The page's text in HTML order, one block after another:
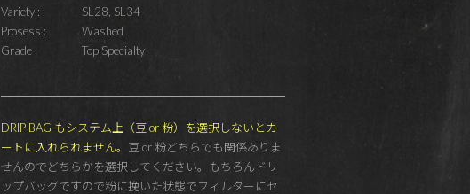
Variety :
SL28, SL34
Prosess :
Washed
Grade :
Top Specialty
DRIP BAG もシステム上（豆 or 粉）を選択しないとカ
ートに入れられません。 豆 or 粉どちらでも関係ありま
せんのでどちらかを選択してください。もちろんドリ
ップバッグですので粉に挽いた状態でフィルターにセ